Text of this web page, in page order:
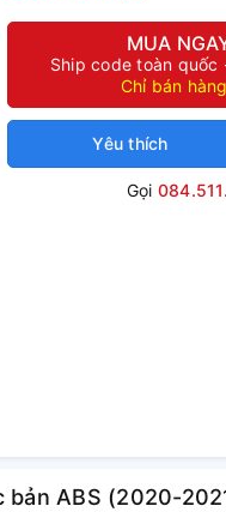
MUA
Ship code toàn quốc
Chỉ bán
Yêu thích
Gọi
bản ABS (2020-